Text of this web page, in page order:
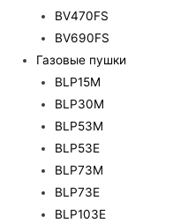
BV470FS
BV690FS
Газовые пушки
BLP15M
BLP30M
BLP53M
BLP53E
BLP73M
BLP73E
BLP103E